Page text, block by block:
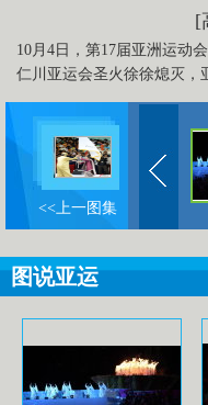
[
10月4日，第17届亚洲运动
仁川亚运会圣火徐徐熄灭，
<<上一图集
图说亚运